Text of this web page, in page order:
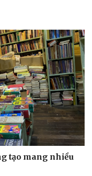
chuyện thời sự
truyện đêm khuya
sổ tình yêu
tạo mang nhiều